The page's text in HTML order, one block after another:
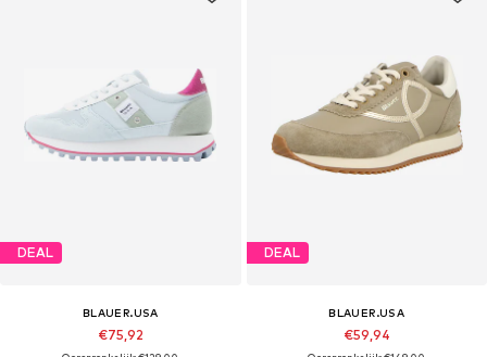
DEAL
BLAUER.USA
€75,92
DEAL
BLAUER.USA
€59,94